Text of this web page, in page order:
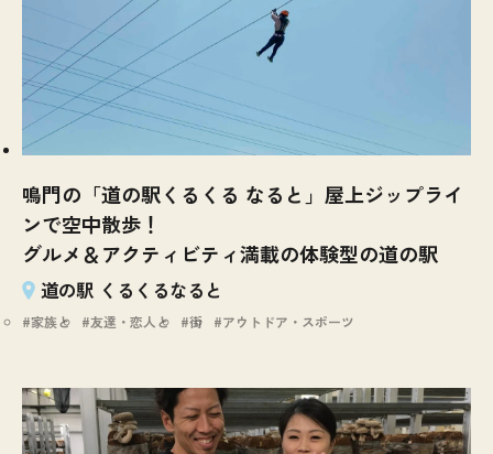
鳴門の「道の駅くるくる なると」屋上ジップライ
ンで空中散歩！
グルメ＆アクティビティ満載の体験型の道の駅
道の駅 くるくるなると
家族と 友達・恋人と 街 アウトドア・スポーツ